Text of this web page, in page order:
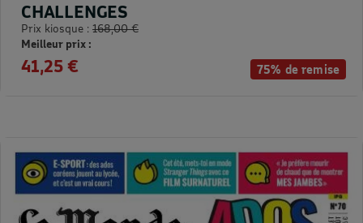
75% de remise
CHALLENGES
Prix kiosque : 168,00 €
Meilleur prix :
41,25 €